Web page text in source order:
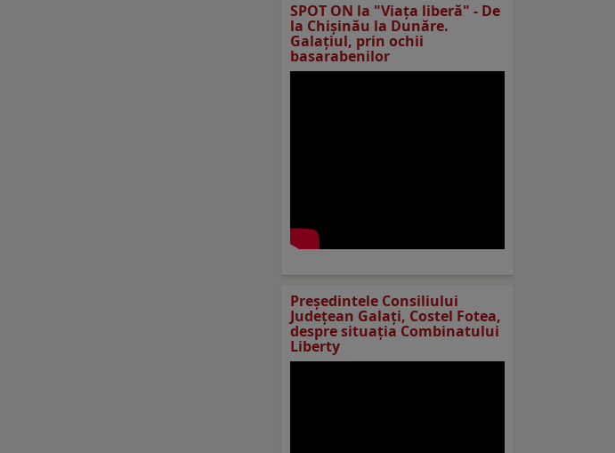
SPOT ON la "Viaţa liberă" - De
la Chișinău la Dunăre.
Galațiul, prin ochii
basarabenilor
Preşedintele Consiliului
Judeţean Galaţi, Costel Fotea,
despre situaţia Combinatului
Liberty